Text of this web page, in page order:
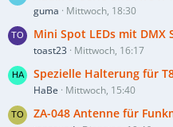
guma Mittwoch, 18:30
Mini Spot LEDs mit DMX
toast23 Mittwoch, 16:17
Spezielle Halterung für
HaBe Mittwoch, 15:40
ZA-048 Antenne für